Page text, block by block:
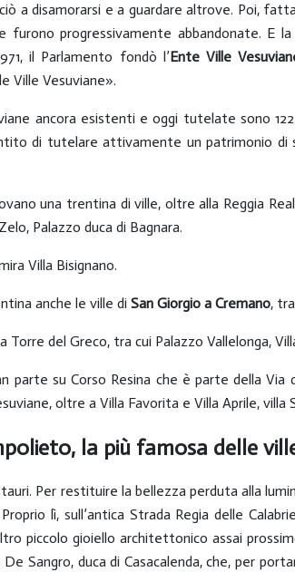
a disamorarsi e a guardare altrove. Poi,
furono progressivamente abbandonate. E
il Parlamento fondò l’Ente Ville
Ville Vesuviane».
ancora esistenti e oggi tutelate sono
di tutelare attivamente un patrimonio
una trentina di ville, oltre alla Reggia
Palazzo duca di Bagnara.
Villa Bisignano.
anche le ville di San Giorgio a Cremano,
Torre del Greco, tra cui Palazzo Vallelonga,
parte su Corso Resina che è parte della Via
oltre a Villa Favorita e Villa Aprile,
la più famosa delle
Per restituire la bellezza perduta alla
lì, sull’antica Strada Regia delle
piccolo gioiello architettonico assai
De Sangro, duca di Casacalenda, che, per